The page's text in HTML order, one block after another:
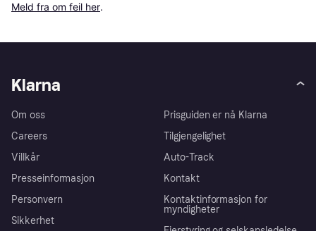
Meld fra om feil her.
Klarna
Om oss
Careers
Villkår
Presseinformasjon
Personvern
Sikkerhet
Prisguiden er nå Klarna
Tilgjengelighet
Auto-Track
Kontakt
Kontaktinformasjon for
myndigheter